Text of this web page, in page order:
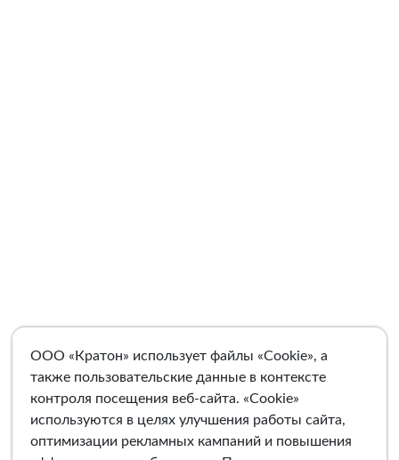
ООО «Кратон» использует файлы «Cookie», а
также пользовательские данные в контексте
контроля посещения веб-сайта. «Cookie»
используются в целях улучшения работы сайта,
оптимизации рекламных кампаний и повышения